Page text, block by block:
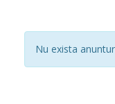
Nu exista